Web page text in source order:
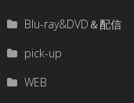
Blu-ray&DVD＆配信
pick-up
WEB